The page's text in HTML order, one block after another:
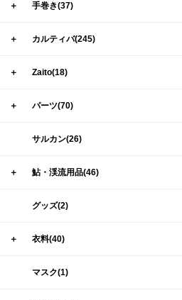
＋ 手巻き(37)
＋ カルティバ(245)
＋ Zaito(18)
＋ パーツ(70)
サルカン(26)
＋ 鮎・渓流用品(46)
グッズ(2)
＋ 衣料(40)
マスク(1)